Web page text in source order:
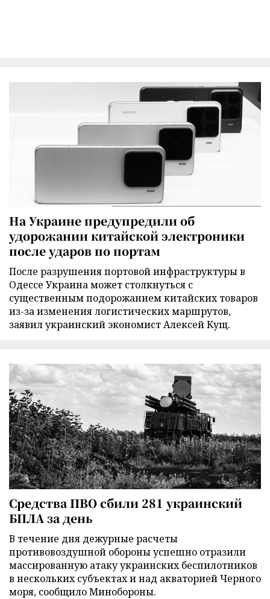
На Украине предупредили об
удорожании китайской электроники
после ударов по портам
После разрушения портовой инфраструктуры в
Одессе Украина может столкнуться с
существенным подорожанием китайских товаров
из-за изменения логистических маршрутов,
заявил украинский экономист Алексей Кущ.
Средства ПВО сбили 281 украинский
БПЛА за день
В течение дня дежурные расчеты
противовоздушной обороны успешно отразили
массированную атаку украинских беспилотников
в нескольких субъектах и над акваторией Черного
моря, сообщило Минобороны.